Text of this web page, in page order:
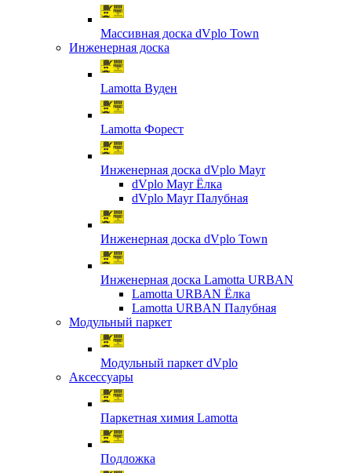
Массивная доска dVplo Town
Инженерная доска
Lamotta Вуден
Lamotta Форест
Инженерная доска dVplo Mayr
dVplo Mayr Ёлка
dVplo Mayr Палубная
Инженерная доска dVplo Town
Инженерная доска Lamotta URBAN
Lamotta URBAN Ёлка
Lamotta URBAN Палубная
Модульный паркет
Модульный паркет dVplo
Аксессуары
Паркетная химия Lamotta
Подложка